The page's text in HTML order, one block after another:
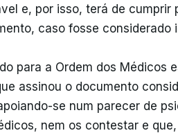
e, por isso, terá de cumprir
caso fosse considerado
para a Ordem dos Médicos
assinou o documento
se num parecer de
nem os contestar e